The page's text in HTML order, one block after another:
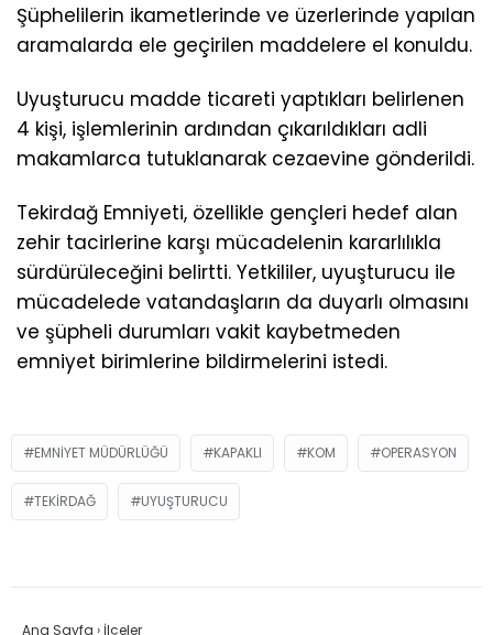
Şüphelilerin ikametlerinde ve üzerlerinde yapılan
aramalarda ele geçirilen maddelere el konuldu.
Uyuşturucu madde ticareti yaptıkları belirlenen
4 kişi, işlemlerinin ardından çıkarıldıkları adli
makamlarca tutuklanarak cezaevine gönderildi.
Tekirdağ Emniyeti, özellikle gençleri hedef alan
zehir tacirlerine karşı mücadelenin kararlılıkla
sürdürüleceğini belirtti. Yetkililer, uyuşturucu ile
mücadelede vatandaşların da duyarlı olmasını
ve şüpheli durumları vakit kaybetmeden
emniyet birimlerine bildirmelerini istedi.
EMNIYET MÜDÜRLÜĞÜ KAPAKLI KOM OPERASYON
TEKIRDAĞ UYUŞTURUCU
Ana Sayfa › İlçeler